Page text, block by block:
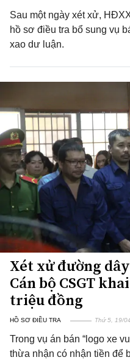
Sau một ngày xét xử,
hồ sơ điều tra bổ sung vụ
xao dư luận.
Xét xử đường
Cán bộ CSGT
triệu đồng
HỒ SƠ ĐIỀU TRA Thứ 5, 19/
Trong vụ án bán “logo xe
thừa nhận có nhận tiền để